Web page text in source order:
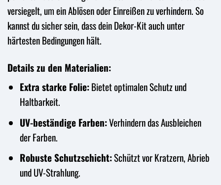
versiegelt, um ein Ablösen oder Einreißen zu verhindern. So
kannst du sicher sein, dass dein Dekor-Kit auch unter
härtesten Bedingungen hält.
Details zu den Materialien:
Extra starke Folie:Bietet optimalen Schutz und
Haltbarkeit.
UV-beständige Farben:Verhindern das Ausbleichen
der Farben.
Robuste Schutzschicht:Schützt vor Kratzern, Abrieb
und UV-Strahlung.